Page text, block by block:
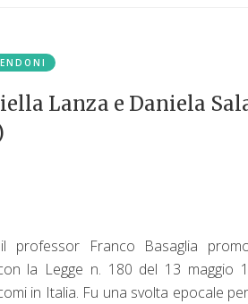
Lanza e Daniela
il professor Franco Basaglia
la Legge n. 180 del 13 maggio
in Italia. Fu una svolta epocale